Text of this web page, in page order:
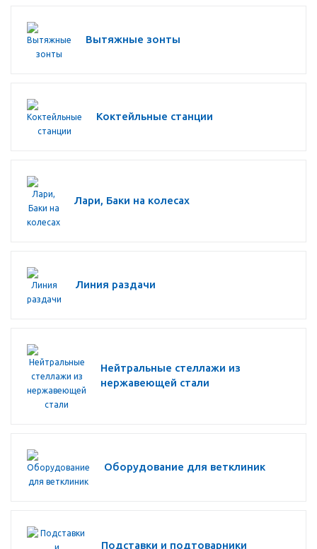
Вытяжные зонты
Коктейльные станции
Лари, Баки на колесах
Линия раздачи
Нейтральные стеллажи из
нержавеющей стали
Оборудование для ветклиник
Подставки и подтоварники